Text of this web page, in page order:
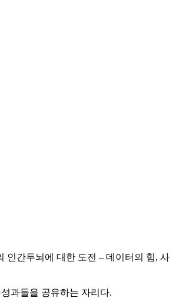
인간두뇌에 대한 도전 – 데이터의 힘, 사
과들을 공유하는 자리다.